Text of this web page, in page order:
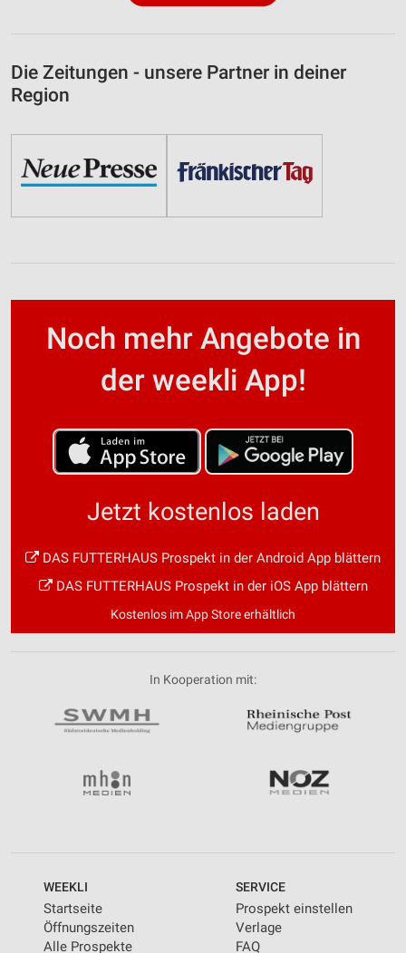
Die Zeitungen - unsere Partner in deiner
Region
Noch mehr Angebote in
der weekli App!
Jetzt kostenlos laden
DAS FUTTERHAUS Prospekt in der Android App blättern
DAS FUTTERHAUS Prospekt in der iOS App blättern
Kostenlos im App Store erhältlich
In Kooperation mit:
WEEKLI
Startseite
Öffnungszeiten
Alle Prospekte
SERVICE
Prospekt einstellen
Verlage
FAQ